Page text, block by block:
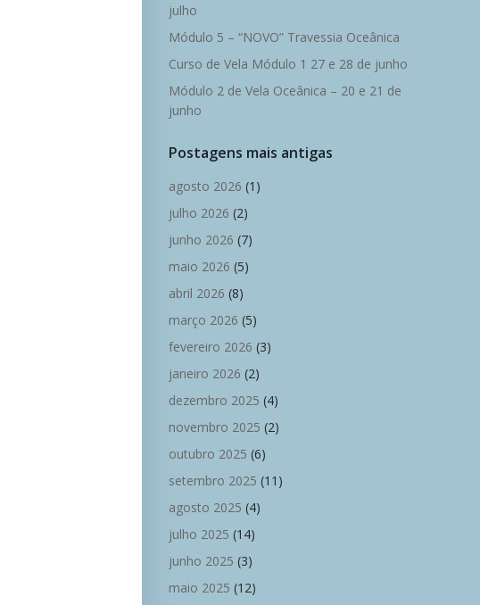
julho
Módulo 5 – “NOVO” Travessia Oceânica
Curso de Vela Módulo 1 27 e 28 de junho
Módulo 2 de Vela Oceânica – 20 e 21 de
junho
Postagens mais antigas
agosto 2026 (1)
julho 2026 (2)
junho 2026 (7)
maio 2026 (5)
abril 2026 (8)
março 2026 (5)
fevereiro 2026 (3)
janeiro 2026 (2)
dezembro 2025 (4)
novembro 2025 (2)
outubro 2025 (6)
setembro 2025 (11)
agosto 2025 (4)
julho 2025 (14)
junho 2025 (3)
maio 2025 (12)